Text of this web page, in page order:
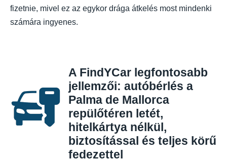
fizetnie, mivel ez az egykor drága átkelés most mindenki
számára ingyenes.
A FindYCar legfontosabb
jellemzői: autóbérlés a
Palma de Mallorca
repülőtéren letét,
hitelkártya nélkül,
biztosítással és teljes körű
fedezettel